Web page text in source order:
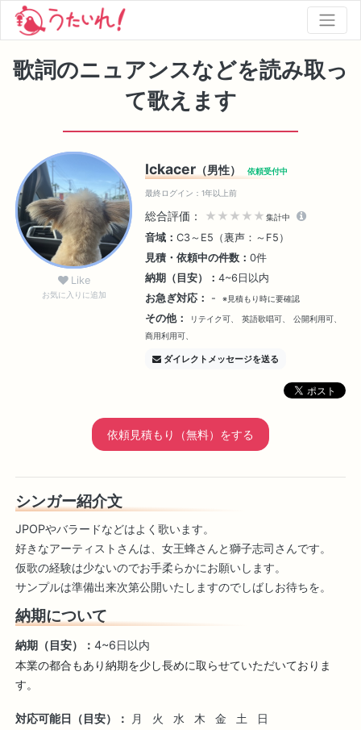
歌詞のニュアンスなどを読み取っ
て歌えます
Like
お気に入りに追加
Ickacer （男性） 依頼受付中
最終ログイン：1年以上前
総合評価： ★★★★★ 集計中
音域：C3～E5（裏声：～F5）
見積・依頼中の件数：0件
納期（目安）：4~6日以内
お急ぎ対応：
- ※見積もり時に要確認
その他： リテイク可、 英語歌唱可、
公開利用可、
商用利用可、
ダイレクトメッセージを送る
依頼見積もり（無料）をする
シンガー紹介文
JPOPやバラードなどはよく歌います。
好きなアーティストさんは、女王蜂さんと獅子志司さんです。
仮歌の経験は少ないのでお手柔らかにお願いします。
サンプルは準備出来次第公開いたしますのでしばしお待ちを。
納期について
納期（目安）： 4~6日以内
本業の都合もあり納期を少し長めに取らせていただいておりま
す。
対応可能日（目安）： 月 火 水 木 金 土
日